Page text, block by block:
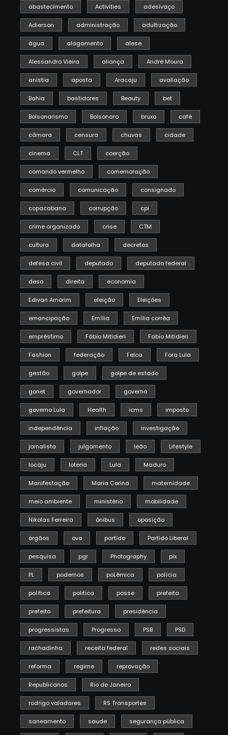
abastecimento Activities adesivaço
Adierson administração adultização
água alagamento alese
Alessandro Vieira aliança André Moura
anistia aposta Aracaju avaliação
Bahia bastidores Beauty bet
Bolsonarismo Bolsonaro bruxo café
câmara censura chuvas cidade
cinema CLT coerção
comando vermelho comemoração
comércio comunicação consignado
copacabana corrupção cpi
crime organizado crise CTM
cultura datafolha decretos
defesa civil deputado deputado federal
deso direita economia
Edivan Amorim eleição Eleições
emancipação Emília Emília corrêa
empréstimo Fábio Mitidieri Fabio Mitidieri
Fashion federação Felca Fora Lula
gestão golpe golpe de estado
gonet governador governo
governo Lula Health icms imposto
independência inflação investigação
jornalista julgamento leão Lifestyle
locaju loteria Lula Maduro
Manifestação Maria Corina maternidade
meio ambiente ministério mobilidade
Nikolas Ferreira ônibus oposição
órgãos ovo partido Partido Liberal
pesquisa pgr Photography pix
PL podemos poLêmica polícia
política politica posse prefeita
prefeito prefeitura presidência
progressistas Progresso PSB PSD
rachadinha receita federal redes sociais
reforma regime reprovação
Republicanos Rio de Janeiro
rodrigo valadares RS Transportes
saneamento saude segurança pública